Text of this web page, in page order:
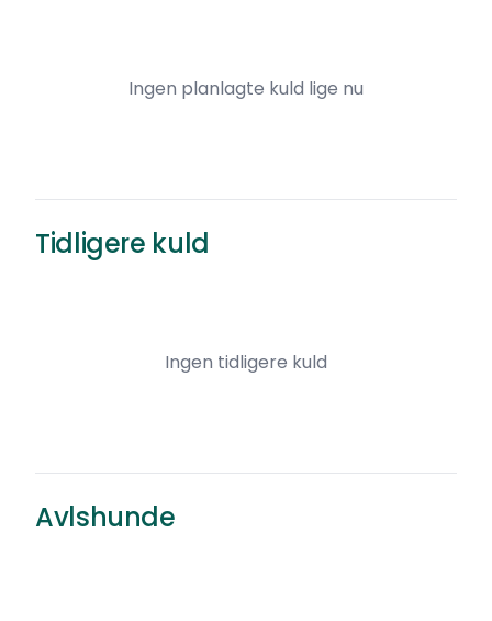
Ingen planlagte kuld lige nu
Tidligere kuld
Ingen tidligere kuld
Avlshunde